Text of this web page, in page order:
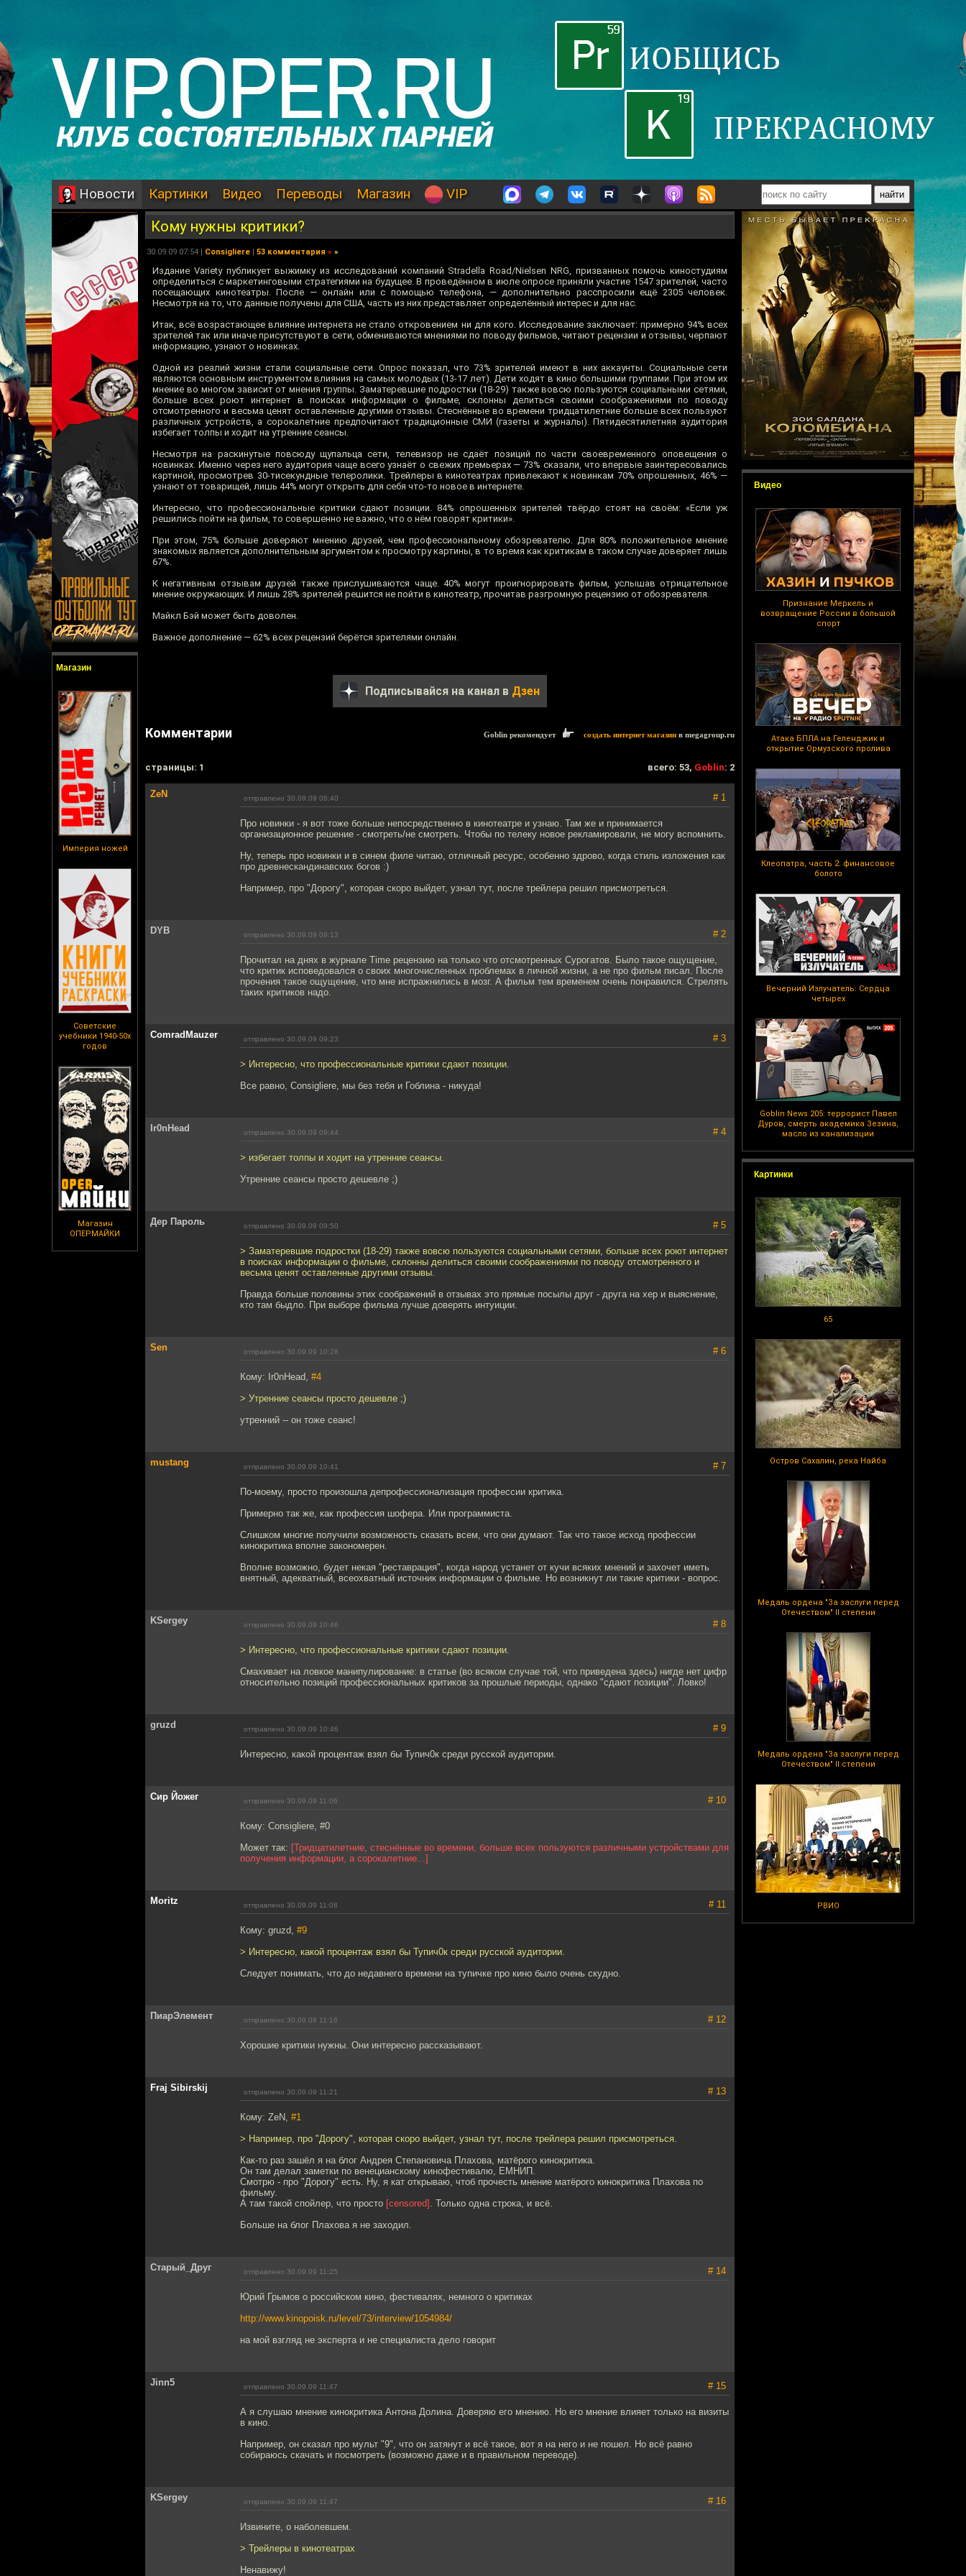
Новости Картинки Видео Переводы Магазин VIP
Магазин
Империя ножей
Советские
учебники 1940-50х
годов
Магазин
ОПЕРМАЙКИ
Видео
Признание Меркель и
возвращение России в большой
спорт
Атака БПЛА на Геленджик и
открытие Ормузского пролива
Клеопатра, часть 2: финансовое
болото
Вечерний Излучатель: Сердца
четырех
Goblin News 205: террорист Павел
Дуров, смерть академика Зезина,
масло из канализации
Картинки
65
Остров Сахалин, река Найба
Медаль ордена "За заслуги перед
Отечеством" II степени
Медаль ордена "За заслуги перед
Отечеством" II степени
РВИО
Кому нужны критики?
30.09.09 07:54 | Consigliere | 53 комментария » »
Издание Variety публикует выжимку из исследований компаний Stradella Road/Nielsen NRG, призванных помочь киностудиям
определиться с маркетинговыми стратегиями на будущее. В проведённом в июле опросе приняли участие 1547 зрителей, часто
посещающих кинотеатры. После — онлайн или с помощью телефона, — дополнительно расспросили ещё 2305 человек.
Несмотря на то, что данные получены для США, часть из них представляет определённый интерес и для нас.
Итак, всё возрастающее влияние интернета не стало откровением ни для кого. Исследование заключает: примерно 94% всех
зрителей так или иначе присутствуют в сети, обмениваются мнениями по поводу фильмов, читают рецензии и отзывы, черпают
информацию, узнают о новинках.
Одной из реалий жизни стали социальные сети. Опрос показал, что 73% зрителей имеют в них аккаунты. Социальные сети
являются основным инструментом влияния на самых молодых (13-17 лет). Дети ходят в кино большими группами. При этом их
мнение во многом зависит от мнения группы. Заматеревшие подростки (18-29) также вовсю пользуются социальными сетями,
больше всех роют интернет в поисках информации о фильме, склонны делиться своими соображениями по поводу
отсмотренного и весьма ценят оставленные другими отзывы. Стеснённые во времени тридцатилетние больше всех пользуют
различных устройств, а сорокалетние предпочитают традиционные СМИ (газеты и журналы). Пятидесятилетняя аудитория
избегает толпы и ходит на утренние сеансы.
Несмотря на раскинутые повсюду щупальца сети, телевизор не сдаёт позиций по части своевременного оповещения о
новинках. Именно через него аудитория чаще всего узнаёт о свежих премьерах — 73% сказали, что впервые заинтересовались
картиной, просмотрев 30-тисекундные телеролики. Трейлеры в кинотеатрах привлекают к новинкам 70% опрошенных, 46% —
узнают от товарищей, лишь 44% могут открыть для себя что-то новое в интернете.
Интересно, что профессиональные критики сдают позиции. 84% опрошенных зрителей твёрдо стоят на своём: «Если уж
решились пойти на фильм, то совершенно не важно, что о нём говорят критики».
При этом, 75% больше доверяют мнению друзей, чем профессиональному обозревателю. Для 80% положительное мнение
знакомых является дополнительным аргументом к просмотру картины, в то время как критикам в таком случае доверяет лишь
67%.
К негативным отзывам друзей также прислушиваются чаще. 40% могут проигнорировать фильм, услышав отрицательное
мнение окружающих. И лишь 28% зрителей решится не пойти в кинотеатр, прочитав разгромную рецензию от обозревателя.
Майкл Бэй может быть доволен.
Важное дополнение — 62% всех рецензий берётся зрителями онлайн.
Подписывайся на канал в Дзен
Комментарии Goblin рекомендует создать интернет магазин в megagroup.ru
cтраницы: 1 всего: 53, Goblin: 2
ZeN отправлено 30.09.09 08:40 # 1
Про новинки - я вот тоже больше непосредственно в кинотеатре и узнаю. Там же и принимается
организационное решение - смотреть/не смотреть. Чтобы по телеку новое рекламировали, не могу вспомнить.
Ну, теперь про новинки и в синем филе читаю, отличный ресурс, особенно здрово, когда стиль изложения как
про древнескандинавских богов :)
Например, про "Дорогу", которая скоро выйдет, узнал тут, после трейлера решил присмотреться.
DYB отправлено 30.09.09 09:13 # 2
Прочитал на днях в журнале Time рецензию на только что отсмотренных Сурогатов. Было такое ощущение,
что критик исповедовался о своих многочисленных проблемах в личной жизни, а не про фильм писал. После
прочения такое ощущение, что мне испражнились в мозг. А фильм тем временем очень понравился. Стрелять
таких критиков надо.
ComradMauzer отправлено 30.09.09 09:23 # 3
> Интересно, что профессиональные критики сдают позиции.
Все равно, Consigliere, мы без тебя и Гоблина - никуда!
Ir0nHead отправлено 30.09.09 09:44 # 4
> избегает толпы и ходит на утренние сеансы.
Утренние сеансы просто дешевле ;)
Дер Пароль отправлено 30.09.09 09:50 # 5
> Заматеревшие подростки (18-29) также вовсю пользуются социальными сетями, больше всех роют интернет
в поисках информации о фильме, склонны делиться своими соображениями по поводу отсмотренного и
весьма ценят оставленные другими отзывы.
Правда больше половины этих соображений в отзывах это прямые посылы друг - друга на хер и выяснение,
кто там быдло. При выборе фильма лучше доверять интуиции.
Sen отправлено 30.09.09 10:28 # 6
Кому: Ir0nHead, #4
> Утренние сеансы просто дешевле ;)
утренний -- он тоже сеанс!
mustang отправлено 30.09.09 10:41 # 7
По-моему, просто произошла депрофессионализация профессии критика.
Примерно так же, как профессия шофера. Или программиста.
Слишком многие получили возможность сказать всем, что они думают. Так что такое исход профессии
кинокритика вполне закономерен.
Вполне возможно, будет некая "реставрация", когда народ устанет от кучи всяких мнений и захочет иметь
внятный, адекватный, всеохватный источник информации о фильме. Но возникнут ли такие критики - вопрос.
KSergey отправлено 30.09.09 10:46 # 8
> Интересно, что профессиональные критики сдают позиции.
Смахивает на ловкое манипулирование: в статье (во всяком случае той, что приведена здесь) нигде нет цифр
относительно позиций профессиональных критиков за прошлые периоды, однако "сдают позиции". Ловко!
gruzd отправлено 30.09.09 10:46 # 9
Интересно, какой процентаж взял бы Тупич0к среди русской аудитории.
Сир Йожег отправлено 30.09.09 11:06 # 10
Кому: Consigliere, #0
Может так: [Тридцатилетние, стеснённые во времени, больше всех пользуются различными устройствами для
получения информации, а сорокалетние...]
Moritz отправлено 30.09.09 11:08 # 11
Кому: gruzd, #9
> Интересно, какой процентаж взял бы Тупич0к среди русской аудитории.
Следует понимать, что до недавнего времени на тупичке про кино было очень скудно.
ПиарЭлемент отправлено 30.09.09 11:16 # 12
Хорошие критики нужны. Они интересно рассказывают.
Fraj Sibirskij отправлено 30.09.09 11:21 # 13
Кому: ZeN, #1
> Например, про "Дорогу", которая скоро выйдет, узнал тут, после трейлера решил присмотреться.
Как-то раз зашёл я на блог Андрея Степановича Плахова, матёрого кинокритика.
Он там делал заметки по венецианскому кинофестивалю, ЕМНИП.
Смотрю - про "Дорогу" есть. Ну, я кат открываю, чтоб прочесть мнение матёрого кинокритика Плахова по
фильму.
А там такой спойлер, что просто [censored] . Только одна строка, и всё.
Больше на блог Плахова я не заходил.
Старый_Друг отправлено 30.09.09 11:25 # 14
Юрий Грымов о российском кино, фестивалях, немного о критиках
http://www.kinopoisk.ru/level/73/interview/1054984/
на мой взгляд не эксперта и не специалиста дело говорит
Jinn5 отправлено 30.09.09 11:47 # 15
А я слушаю мнение кинокритика Антона Долина. Доверяю его мнению. Но его мнение влияет только на визиты
в кино.
Например, он сказал про мульт "9", что он затянут и всё такое, вот я на него и не пошел. Но всё равно
собираюсь скачать и посмотреть (возможно даже и в правильном переводе).
KSergey отправлено 30.09.09 11:47 # 16
Извините, о наболевшем.
> Трейлеры в кинотеатрах
Ненавижу!